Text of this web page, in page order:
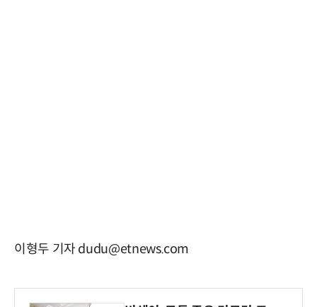
이형두 기자 dudu@etnews.com